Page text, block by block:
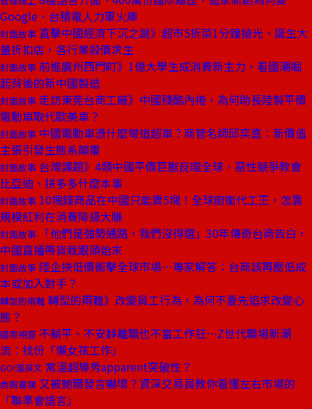
Google、台積電人力軍火庫
封面故事 直擊中國經濟下沉之謎》超市5折菜1分鐘搶光、誕生大
量折扣店，各行業殺價求生
封面故事 前進廣州西門町》1億大學生成消費新主力，看國潮崛
起背後的新中國製造
封面故事 走訪東莞台商工廠》中國殘酷內捲，為何助長陸製平價
電動車取代歐美車？
封面故事 中國電動車憑什麼彎道超車？商管名師邱奕嘉：新價值
主張引發生態系顛覆
封面故事 台灣課題》4類中國平價巨獸反噬全球，惡性競爭教會
比亞迪、拼多多什麼本事
封面故事 10塊錢商品在中國只能賣5塊！全球廚衛代工王，怎靠
規模紅利在消費降級大賺
封面故事
「他們是強勢通路，我們沒得選」30年傳奇台商告白，
中國直播帶貨栽跟頭始末
封面故事 陸企挾低價衝擊全球市場⋯專家解答：台商該再壓低成
本或加入對手？
轉型的兩難 轉型的兩難》改變員工行為，為何不要先追求改變心
態？
國際視窗 不躺平、不安靜離職也不當工作狂⋯Z世代職場新潮
流：找份「懶女孩工作」
GO!溜英文 常溫超導秀apparent突破性？
商周書摘 又被鮑爾發言嚇壞？資深交易員教你看懂左右市場的
「聯準會語言」